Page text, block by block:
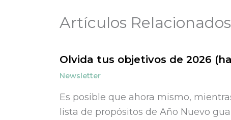
Artículos Relacionados
Olvida tus objetivos de 2026
Newsletter
Es posible que ahora mismo,
lista de propósitos de Año Nuevo